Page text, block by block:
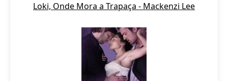
Loki, Onde Mora a Trapaça - Mackenzi Lee